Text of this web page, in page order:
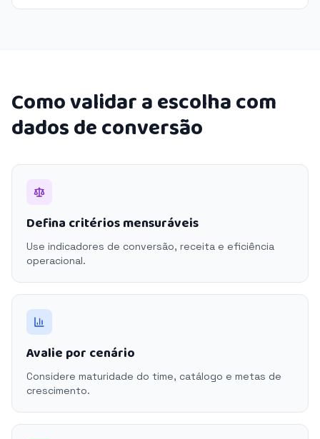
Como validar a escolha com
dados de conversão
Defina critérios mensuráveis
Use indicadores de conversão, receita e eficiência
operacional.
Avalie por cenário
Considere maturidade do time, catálogo e metas de
crescimento.